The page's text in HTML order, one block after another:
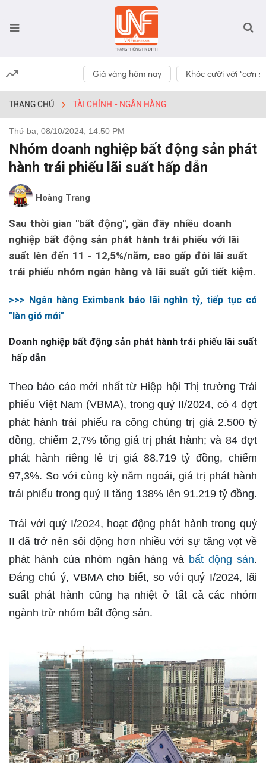
Giá vàng hôm nay Khóc cười với “cơn
TRANG CHỦ TÀI CHÍNH - NGÂN HÀNG
Thứ ba, 08/10/2024, 14:50 PM
Nhóm doanh nghiệp bất động sản phát
hành trái phiếu lãi suất hấp dẫn
Hoàng Trang
Sau thời gian "bất động", gần đây nhiều doanh
nghiệp bất động sản phát hành trái phiếu với lãi
suất lên đến 11 - 12,5%/năm, cao gấp đôi lãi suất
trái phiếu nhóm ngân hàng và lãi suất gửi tiết kiệm.
>>> Ngân hàng Eximbank báo lãi nghìn tỷ, tiếp tục có
"làn gió mới"
Doanh nghiệp bất động sản phát hành trái phiếu lãi suất
hấp dẫn
Theo báo cáo mới nhất từ Hiệp hội Thị trường Trái
phiếu Việt Nam (VBMA), trong quý II/2024, có 4 đợt
phát hành trái phiếu ra công chúng trị giá 2.500 tỷ
đồng, chiếm 2,7% tổng giá trị phát hành; và 84 đợt
phát hành riêng lẻ trị giá 88.719 tỷ đồng, chiếm
97,3%. So với cùng kỳ năm ngoái, giá trị phát hành
trái phiếu trong quý II tăng 138% lên 91.219 tỷ đồng.
Trái với quý I/2024, hoạt động phát hành trong quý
II đã trở nên sôi động hơn nhiều với sự tăng vọt về
phát hành của nhóm ngân hàng và bất động sản.
Đáng chú ý, VBMA cho biết, so với quý I/2024, lãi
suất phát hành cũng hạ nhiệt ở tất cả các nhóm
ngành trừ nhóm bất động sản.